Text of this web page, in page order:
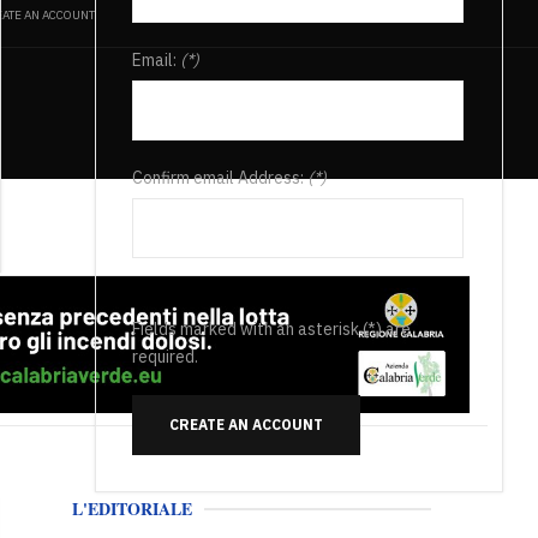
AN ACCOUNT
Email: (*)
Confirm email Address:(*)
Fields marked with an asterisk (*) are
required.
CREATE AN ACCOUNT
L'EDITORIALE